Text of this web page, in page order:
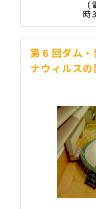
時
第６回ダム
ナウィルス